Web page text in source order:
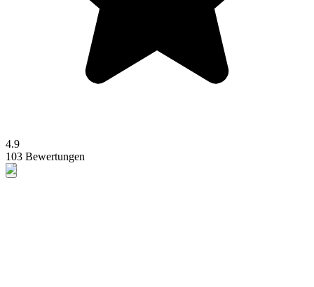
4.9
103 Bewertungen